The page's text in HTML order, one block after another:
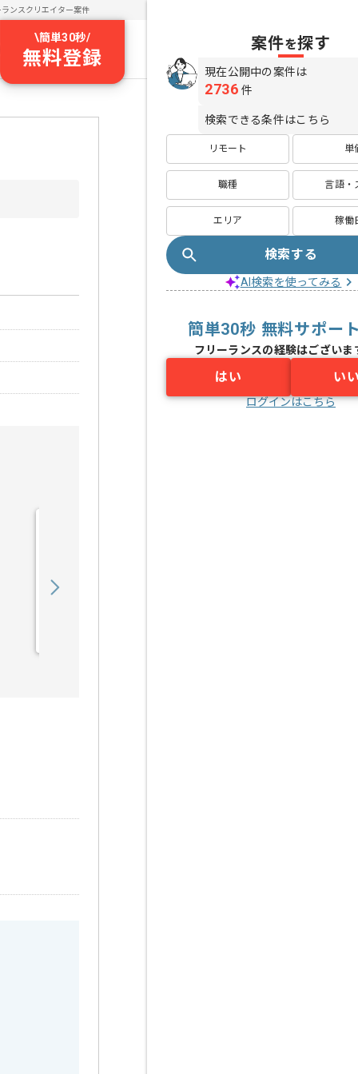
ランスクリエイター案件
\簡単30秒/
無料登録
案件を探す
現在公開中の案件は
2736 件
検索できる条件はこちら
リモート 単
職種 言語・
エリア 稼働
検索する
AI検索を使ってみる
簡単30秒 無料サポー
フリーランスの経験はございま
はい い
ログインはこちら